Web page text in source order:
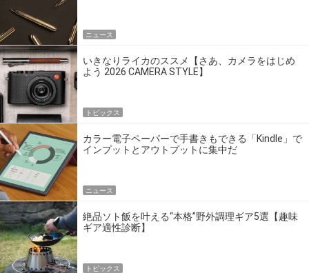
ニュース
いきなりライカのススメ【さあ、カメラをはじめ
よう 2026 CAMERA STYLE】
トピックス
カラー電子ペーパーで手書きもできる「Kindle」で
インプットとアウトプットに集中だ
ニュース
絶品ソト飯を叶える“本格”野外調理ギア5選【趣味
ギア適性診断】
トピックス